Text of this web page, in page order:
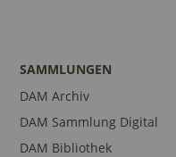
SAMMLUNGEN
DAM Archiv
DAM Sammlung Digital
DAM Bibliothek